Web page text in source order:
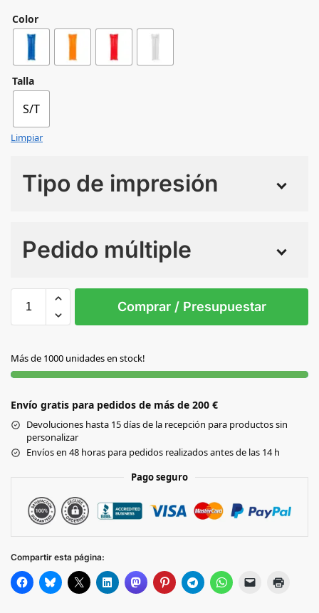
Color
Talla
S/T
Limpiar
Tipo de impresión
Pedido múltiple
S/T
BLANCO
NARANJA
ROJO
Comprar / Presupuestar
Más de 1000 unidades en stock!
Envío gratis para pedidos de más de 200 €
Devoluciones hasta 15 días de la recepción para productos sin
personalizar
Envíos en 48 horas para pedidos realizados antes de las 14 h
Pago seguro
Compartir esta página: